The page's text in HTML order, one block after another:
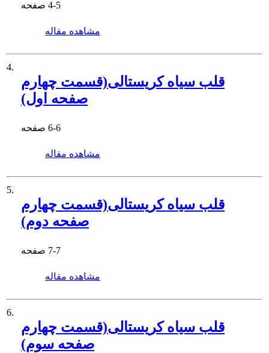
4-5
مشاهده مقاله
4.
قلب سیاه کریستالی(قسمت چهارم
صفحه اول)
6-6
مشاهده مقاله
5.
قلب سیاه کریستالی(قسمت چهارم
صفحه دوم)
7-7
مشاهده مقاله
6.
قلب سیاه کریستالی(قسمت چهارم
صفحه سوم)